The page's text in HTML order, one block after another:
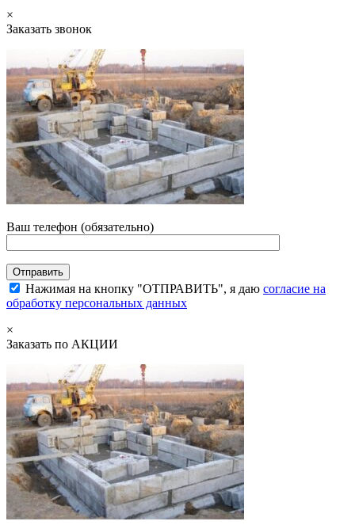
×
Заказать звонок
Ваш телефон (обязательно)
Нажимая на кнопку "ОТПРАВИТЬ", я даю согласие на
обработку персональных данных
×
Заказать по АКЦИИ